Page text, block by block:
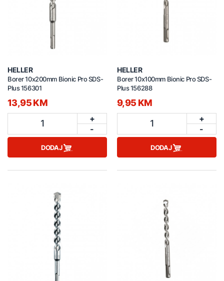
HELLER
Borer 10x200mm Bionic Pro SDS-
Plus 156301
13,95 KM
1
+
-
DODAJ
HELLER
Borer 10x100mm Bionic Pro SDS-
Plus 156288
9,95 KM
1
+
-
DODAJ